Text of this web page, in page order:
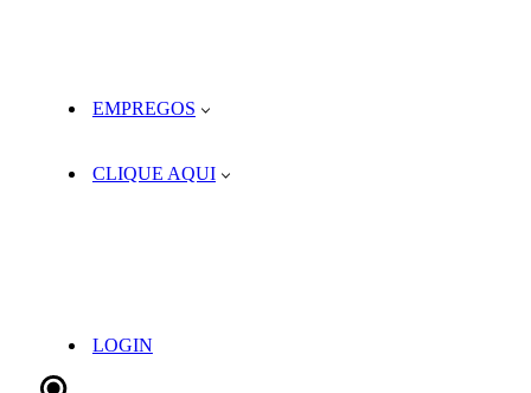
EMPREGOS
CLIQUE AQUI
LOGIN